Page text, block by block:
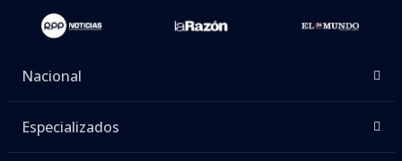
Nacional
Especializados